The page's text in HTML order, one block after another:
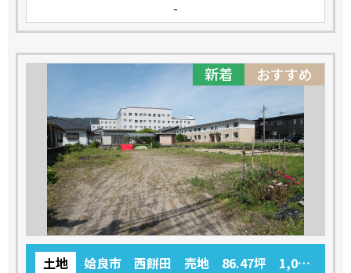
-
新着 おすすめ
土地
姶良市 西餅田 売地 86.47坪 1,038